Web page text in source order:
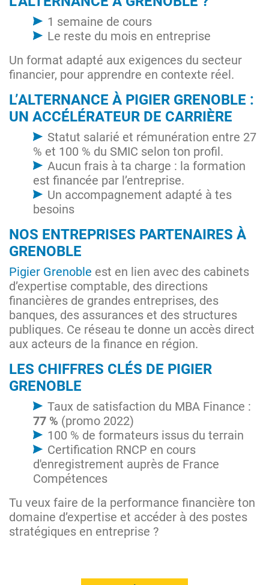
1 semaine de cours
Le reste du mois en entreprise
Un format adapté aux exigences du secteur
financier, pour apprendre en contexte réel.
L’ALTERNANCE À PIGIER GRENOBLE :
UN ACCÉLÉRATEUR DE CARRIÈRE
Statut salarié et rémunération entre 27
% et 100 % du SMIC selon ton profil.
Aucun frais à ta charge : la formation
est financée par l’entreprise.
Un accompagnement adapté à tes
besoins
NOS ENTREPRISES PARTENAIRES À
GRENOBLE
Pigier Grenoble est en lien avec des cabinets
d’expertise comptable, des directions
financières de grandes entreprises, des
banques, des assurances et des structures
publiques. Ce réseau te donne un accès direct
aux acteurs de la finance en région.
LES CHIFFRES CLÉS DE PIGIER
GRENOBLE
Taux de satisfaction du MBA Finance :
77 % (promo 2022)
100 % de formateurs issus du terrain
Certification RNCP en cours
d'enregistrement auprès de France
Compétences
Tu veux faire de la performance financière ton
domaine d’expertise et accéder à des postes
stratégiques en entreprise ?